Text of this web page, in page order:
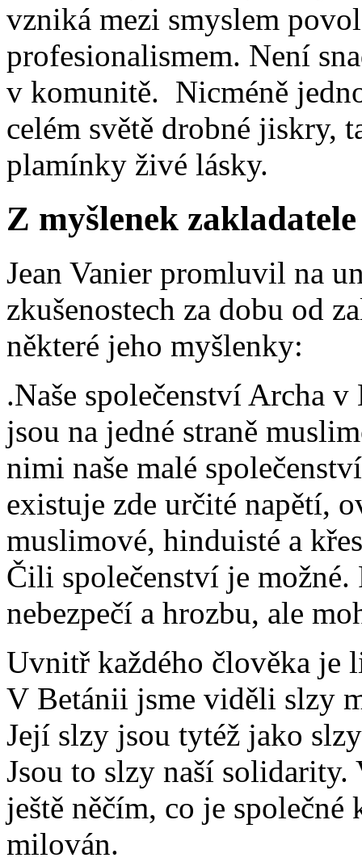
vzniká mezi smyslem
profesionalismem. Není
v komunitě. Nicméně
celém světě drobné jiskry,
plamínky živé lásky.
Z myšlenek
Jean Vanier promluvil na
zkušenostech za dobu od
některé jeho myšlenky:
.Naše společenství Archa
jsou na jedné straně
nimi naše malé
existuje zde určité napětí,
muslimové, hinduisté a
Čili společenství je
nebezpečí a hrozbu, ale
Uvnitř každého člověka je
V Betánii jsme viděli slzy
Její slzy jsou tytéž jako
Jsou to slzy naší
ještě něčím, co je společné
milován.